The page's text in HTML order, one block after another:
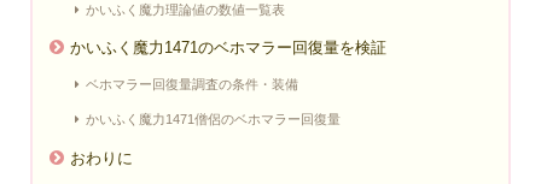
かいふく魔力理論値の数値一覧表
かいふく魔力1471のベホマラー回復量を検証
ベホマラー回復量調査の条件・装備
かいふく魔力1471僧侶のベホマラー回復量
おわりに